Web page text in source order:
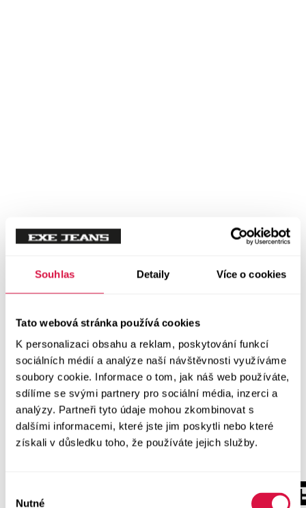
Souhlas Detaily Více o cookies
Tato webová stránka používá cookies
K personalizaci obsahu a reklam, poskytování funkcí
sociálních médií a analýze naší návštěvnosti využíváme
soubory cookie. Informace o tom, jak náš web používáte,
sdílíme se svými partnery pro sociální média, inzerci a
analýzy. Partneři tyto údaje mohou zkombinovat s
dalšími informacemi, které jste jim poskytli nebo které
získali v důsledku toho, že používáte jejich služby.
Nutné